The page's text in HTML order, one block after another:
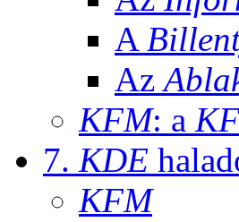
A
Az
KFM: a
7. KDE
KFM